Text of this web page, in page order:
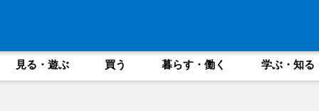
見る・遊ぶ 買う 暮らす・働く 学ぶ・知る